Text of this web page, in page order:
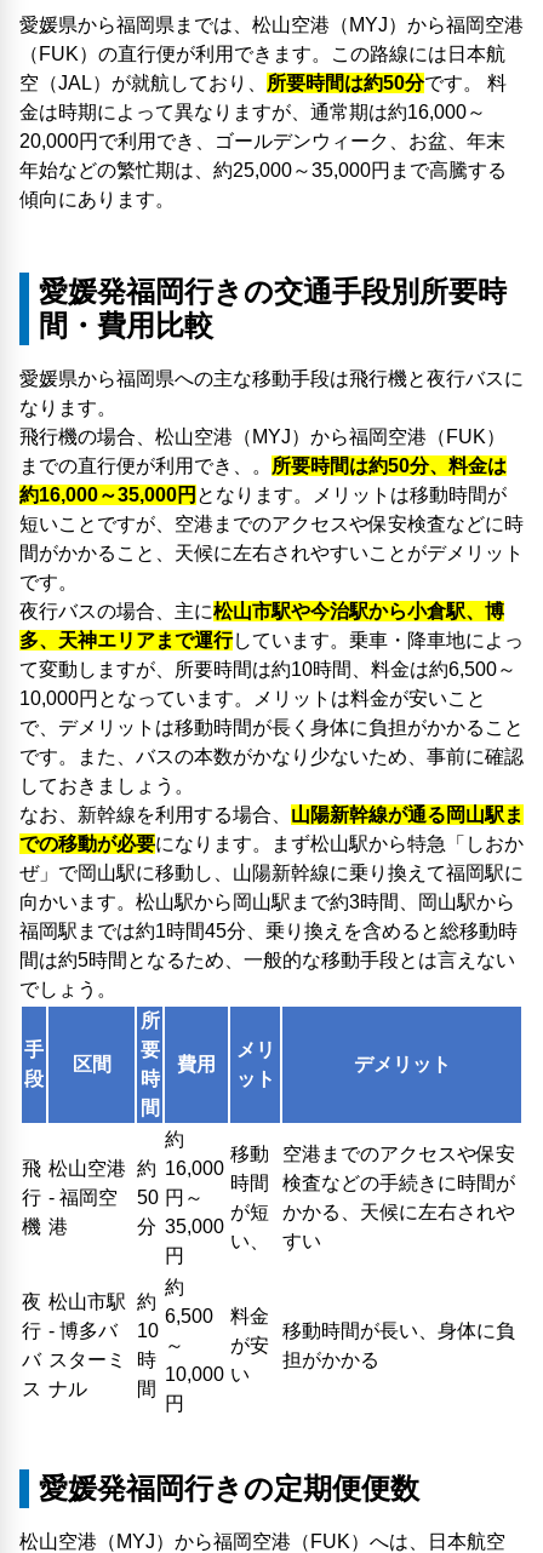
愛媛県から福岡県までは、松山空港（MYJ）から福岡空港
（FUK）の直行便が利用できます。この路線には日本航
空（JAL）が就航しており、 所要時間は約50分です。 料
金は時期によって異なりますが、通常期は約16,000～
20,000円で利用でき、ゴールデンウィーク、お盆、年末
年始などの繁忙期は、約25,000～35,000円まで高騰する
傾向にあります。
愛媛発福岡行きの交通手段別所要時
間・費用比較
愛媛県から福岡県への主な移動手段は飛行機と夜行バスに
なります。
飛行機の場合、松山空港（MYJ）から福岡空港（FUK）
までの直行便が利用でき、。 所要時間は約50分、料金は
約16,000～35,000円 となります。メリットは移動時間が
短いことですが、空港までのアクセスや保安検査などに時
間がかかること、天候に左右されやすいことがデメリット
です。
夜行バスの場合、主に松山市駅や今治駅から小倉駅、博
多、天神エリアまで運行しています。乗車・降車地によっ
て変動しますが、所要時間は約10時間、料金は約6,500～
10,000円となっています。メリットは料金が安いこと
で、デメリットは移動時間が長く身体に負担がかかること
です。また、バスの本数がかなり少ないため、事前に確認
しておきましょう。
なお、新幹線を利用する場合、 山陽新幹線が通る岡山駅ま
での移動が必要になります。まず松山駅から特急「しおか
ぜ」で岡山駅に移動し、山陽新幹線に乗り換えて福岡駅に
向かいます。松山駅から岡山駅まで約3時間、岡山駅から
福岡駅までは約1時間45分、乗り換えを含めると総移動時
間は約5時間となるため、一般的な移動手段とは言えない
でしょう。
手
段
区間
所
要
時
間
費用
メリ
ット
デメリット
飛
行
機
松山空港
- 福岡空
港
約
50
分
約
16,000
円～
35,000
円
移動
時間
が短
い、
空港までのアクセスや保安
検査などの手続きに時間が
かかる、天候に左右されや
すい
夜
行
バ
ス
松山市駅
- 博多バ
スターミ
ナル
約
10
時
間
約
6,500
～
10,000
円
料金
が安
い
移動時間が長い、身体に負
担がかかる
愛媛発福岡行きの定期便便数
松山空港（MYJ）から福岡空港（FUK）へは、日本航空